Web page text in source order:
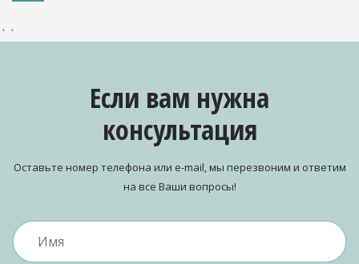
` `
Если вам нужна
консультация
Оставьте номер телефона или e-mail, мы перезвоним и ответим
на все Ваши вопросы!